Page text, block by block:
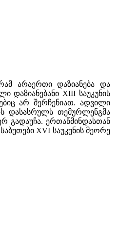
არაერთი დაზიანება და
დაზიანებანი XIII საუკუნის
არ შერჩენიათ. ადვილი
დასასრულს თემურლენგმა
გადაუჩა. ერთაწმინდასთან
XVI საუკუნის მეორე